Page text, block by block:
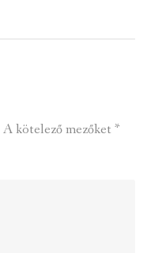
A kötelező mezőket *